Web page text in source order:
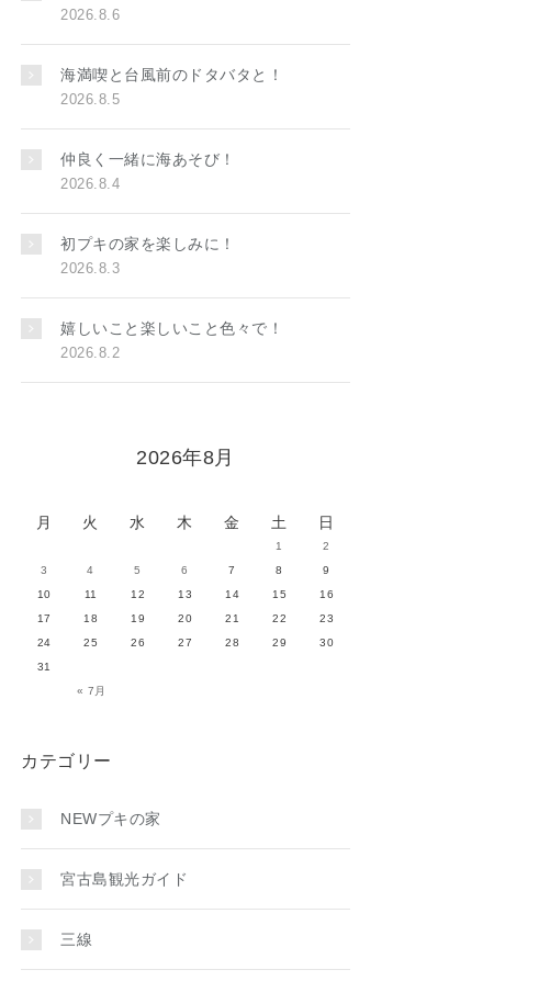
2026.8.6
海満喫と台風前のドタバタと！
2026.8.5
仲良く一緒に海あそび！
2026.8.4
初プキの家を楽しみに！
2026.8.3
嬉しいこと楽しいこと色々で！
2026.8.2
2026年8月
月 火 水 木 金 土 日
« 7月
1
2
3
4 5 6 7 8
9
10
11 12 13 14 15
16
17
18 19 20 21 22
23
24
25 26 27 28 29
30
31
カテゴリー
NEWプキの家
宮古島観光ガイド
三線